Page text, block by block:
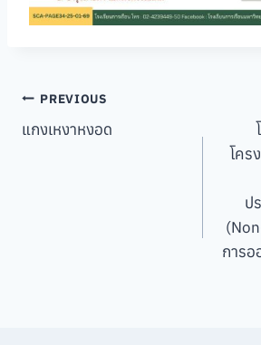
Post
navigation
PREVIOUS
แกงเหงาหงอด
โค
ป
การอ